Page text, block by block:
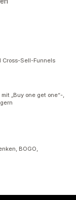
Cross-Sell-Funnels
„Buy one get one“-,
BOGO,